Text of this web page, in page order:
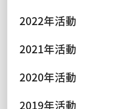
2022年活動
2021年活動
2020年活動
2019年活動